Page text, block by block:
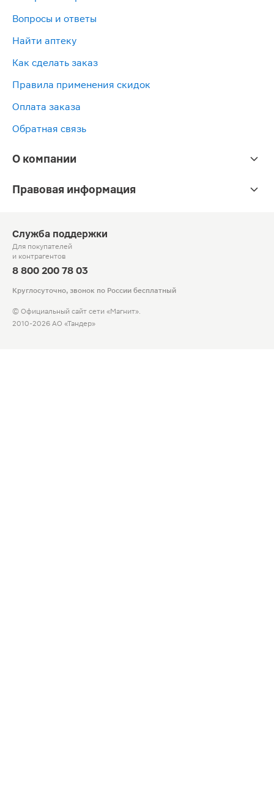
Вопросы и ответы
Найти аптеку
Как сделать заказ
Правила применения скидок
Оплата заказа
Обратная связь
О компании
Правовая информация
Служба поддержки
Для покупателей
и контрагентов
8 800 200 78 03
Круглосуточно, звонок по России бесплатный
© Официальный сайт сети «Магнит».
2010-2026 АО «Тандер»